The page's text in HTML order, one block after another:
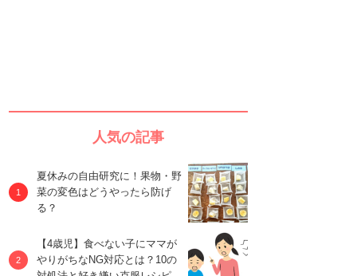
人気の記事
夏休みの自由研究に！果物・野
菜の変色はどうやったら防げ
る？
【4歳児】食べない子にママが
やりがちなNG対応とは？10の